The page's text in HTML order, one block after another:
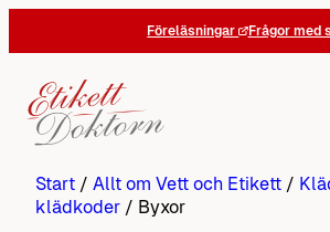
Föreläsningar Frågor med
Start / Allt om Vett och Etikett /
klädkoder / Byxor